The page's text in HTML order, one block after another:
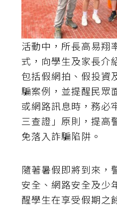
活動中，所長高易翔
式，向學生及家長介
包括假網拍、假投資
騙案例，並提醒民眾
或網路訊息時，務必
三查證」原則，提高
免落入詐騙陷阱。
隨著暑假即將到來，
安全、網路安全及少
醒學生在享受假期之